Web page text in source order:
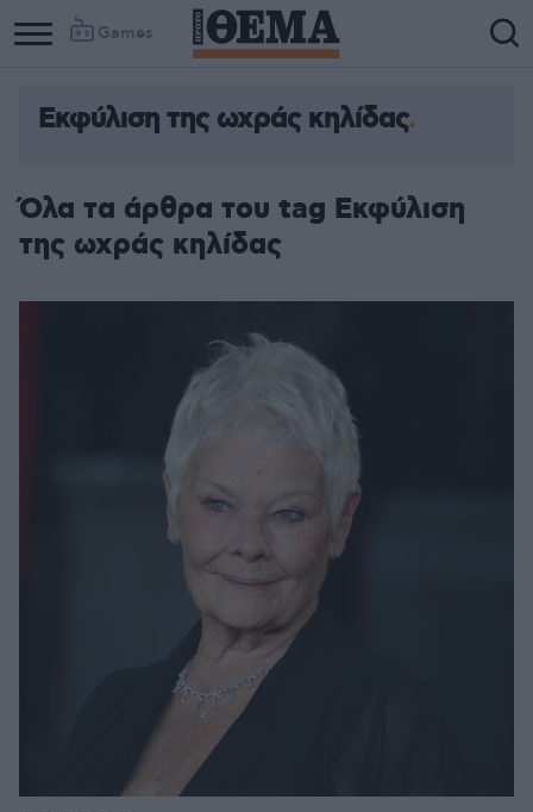
Games
Εκφύλιση της ωχράς κηλίδας
Όλα τα άρθρα του tag Εκφύλιση
της ωχράς κηλίδας